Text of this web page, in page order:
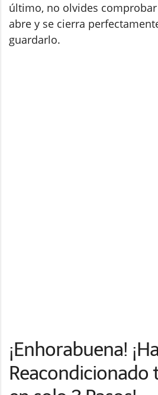
último, no olvides
abre y se cierra
guardarlo.
Tu compañero de batallas
para seguir combatiendo a tu
mantenimiento periódico de